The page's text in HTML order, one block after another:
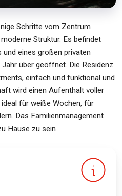
Schritte vom Zentrum
Struktur. Es befindet
und eines großen privaten
über geöffnet. Die Residenz
einfach und funktional und
wird einen Aufenthalt voller
für weiße Wochen, für
Das Familienmanagement
Hause zu sein